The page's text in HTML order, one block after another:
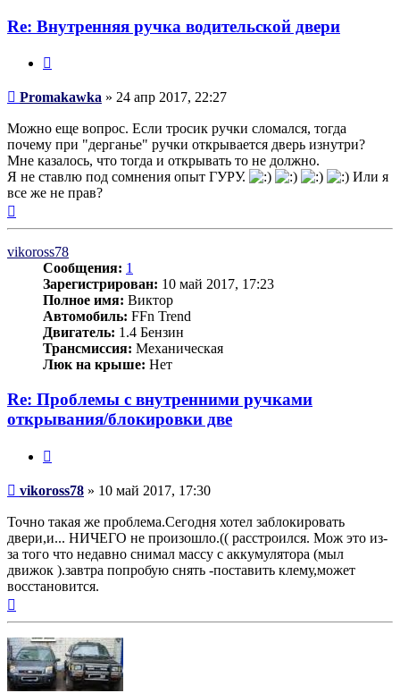
Re: Внутренняя ручка водительской двери
Сообщение
Promakawka » 24 апр 2017, 22:27
Можно еще вопрос. Если тросик ручки сломался, тогда
почему при "дерганье" ручки открывается дверь изнутри?
Мне казалось, что тогда и открывать то не должно.
Я не ставлю под сомнения опыт ГУРУ.
Или я
все же не прав?
vikoross78
Сообщения: 1
Зарегистрирован: 10 май 2017, 17:23
Полное имя: Виктор
Автомобиль: FFn Trend
Двигатель: 1.4 Бензин
Трансмиссия: Механическая
Люк на крыше: Нет
Re: Проблемы с внутренними ручками
открывания/блокировки две
Сообщение
vikoross78 » 10 май 2017, 17:30
Точно такая же проблема.Сегодня хотел заблокировать
двери,и... НИЧЕГО не произошло.(( расстроился. Мож это из-
за того что недавно снимал массу с аккумулятора (мыл
движок ).завтра попробую снять -поставить клему,может
восстановится.